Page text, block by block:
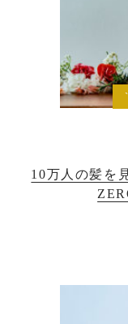
10万人の髪を